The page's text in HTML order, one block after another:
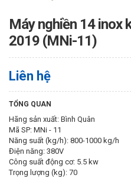
Máy nghiền 14 inox
2019 (MNi-11)
Liên hệ
TỔNG QUAN
Hãng sản xuất: Bình Quân
Mã SP: MNi - 11
Năng suất (kg/h): 800-1000 kg/h
Điện năng: 380V
Công suất động cơ: 5.5 kw
Trọng lượng (kg): 70